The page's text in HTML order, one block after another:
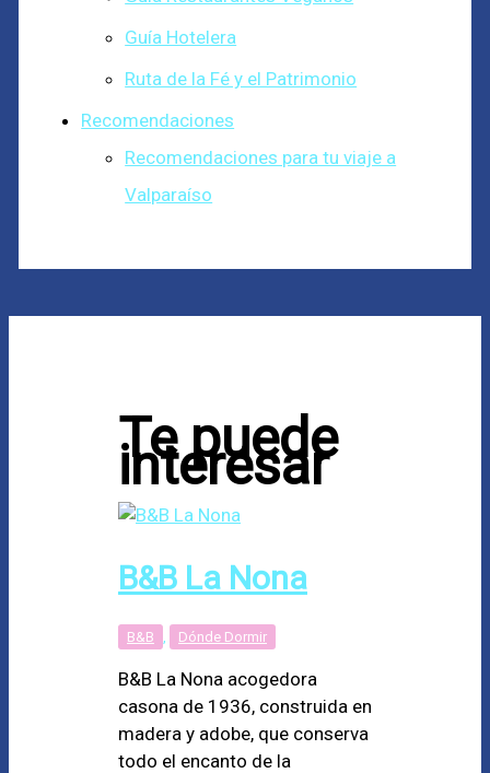
Guía Hotelera
Ruta de la Fé y el Patrimonio
Recomendaciones
Recomendaciones para tu viaje a
Valparaíso
Te puede
interesar
B&B La Nona
B&B Dónde Dormir
B&B La Nona acogedora
casona de 1936, construida en
madera y adobe, que conserva
todo el encanto de la